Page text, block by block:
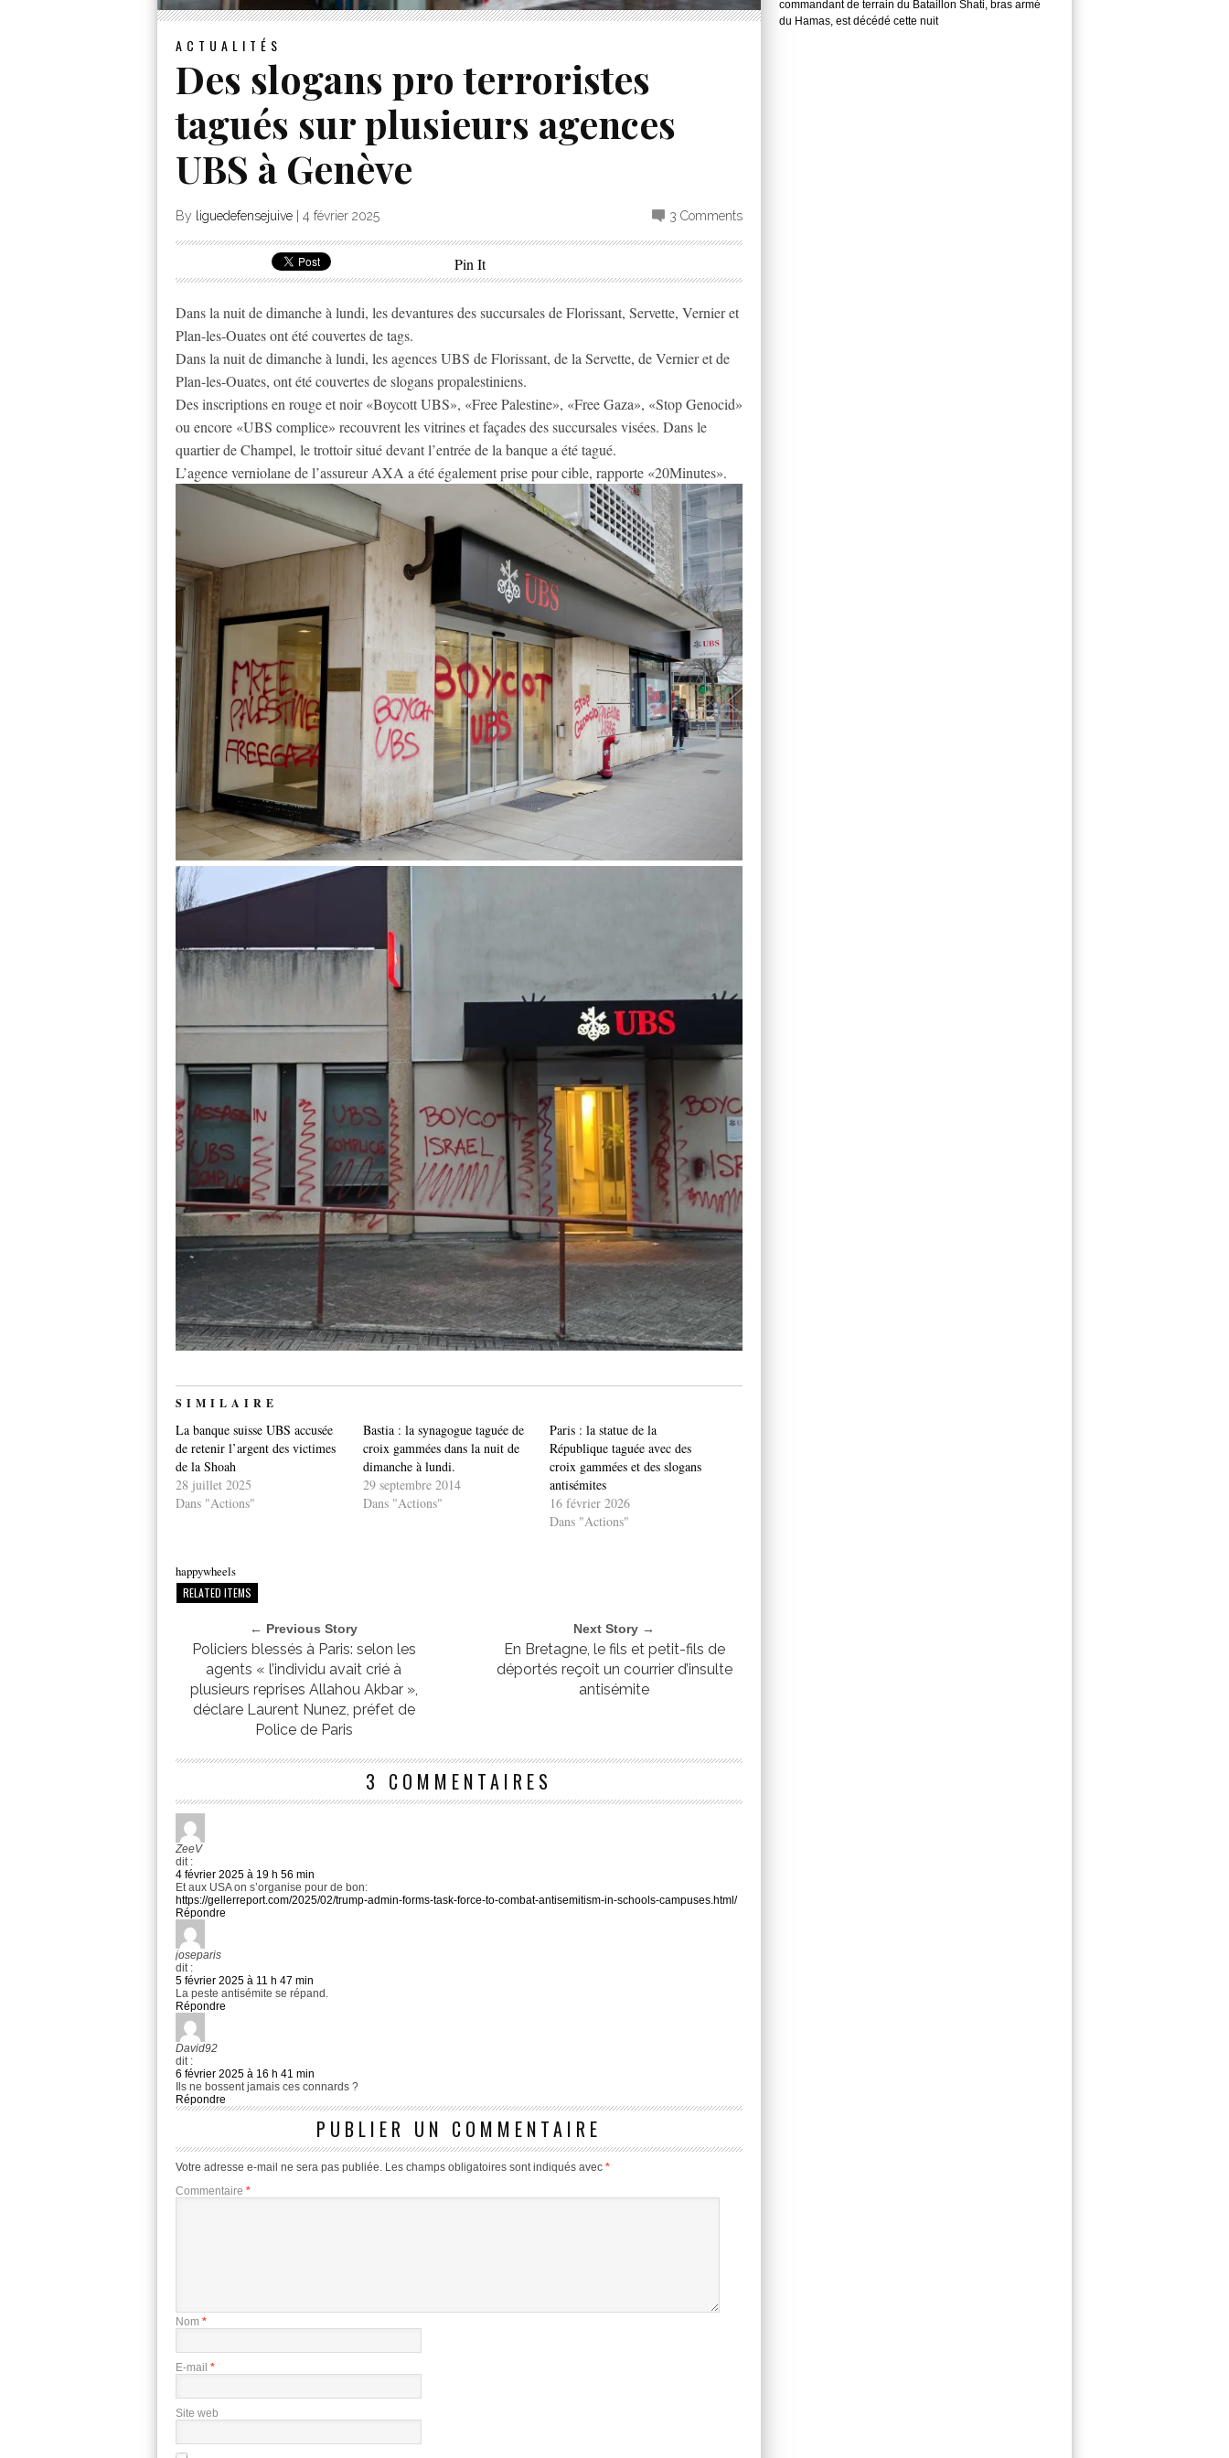
ACTUALITÉS
Des slogans pro terroristes
tagués sur plusieurs agences
UBS à Genève
By liguedefensejuive 4 février 2025 3 Comments
Pin It
Dans la nuit de dimanche à lundi, les devantures des succursales de Florissant, Servette, Vernier et
Plan-les-Ouates ont été couvertes de tags.
Dans la nuit de dimanche à lundi, les agences UBS de Florissant, de la Servette, de Vernier et de
Plan-les-Ouates, ont été couvertes de slogans propalestiniens.
Des inscriptions en rouge et noir «Boycott UBS», «Free Palestine», «Free Gaza», «Stop Genocid»
ou encore «UBS complice» recouvrent les vitrines et façades des succursales visées. Dans le
quartier de Champel, le trottoir situé devant l’entrée de la banque a été tagué.
L’agence verniolane de l’assureur AXA a été également prise pour cible, rapporte «20Minutes».
SIMILAIRE
La banque suisse UBS accusée
de retenir l’argent des victimes
de la Shoah
28 juillet 2025
Dans "Actions"
Bastia : la synagogue taguée de
croix gammées dans la nuit de
dimanche à lundi.
29 septembre 2014
Dans "Actions"
Paris : la statue de la
République taguée avec des
croix gammées et des slogans
antisémites
16 février 2026
Dans "Actions"
happywheels
RELATED ITEMS
← Previous Story
Policiers blessés à Paris: selon les
agents « l’individu avait crié à
plusieurs reprises Allahou Akbar »,
déclare Laurent Nunez, préfet de
Police de Paris
Next Story →
En Bretagne, le fils et petit-fils de
déportés reçoit un courrier d’insulte
antisémite
3 COMMENTAIRES
ZeeV
dit :
4 février 2025 à 19 h 56 min
Et aux USA on s’organise pour de bon:
https://gellerreport.com/2025/02/trump-admin-forms-task-force-to-combat-antisemitism-in-schools-campuses.html/
Répondre
joseparis
dit :
5 février 2025 à 11 h 47 min
La peste antisémite se répand.
Répondre
David92
dit :
6 février 2025 à 16 h 41 min
Ils ne bossent jamais ces connards ?
Répondre
PUBLIER UN COMMENTAIRE
Votre adresse e-mail ne sera pas publiée. Les champs obligatoires sont indiqués avec *
Commentaire *
Nom *
E-mail *
Site web
commandant de terrain du Bataillon Shati, bras armé
du Hamas, est décédé cette nuit